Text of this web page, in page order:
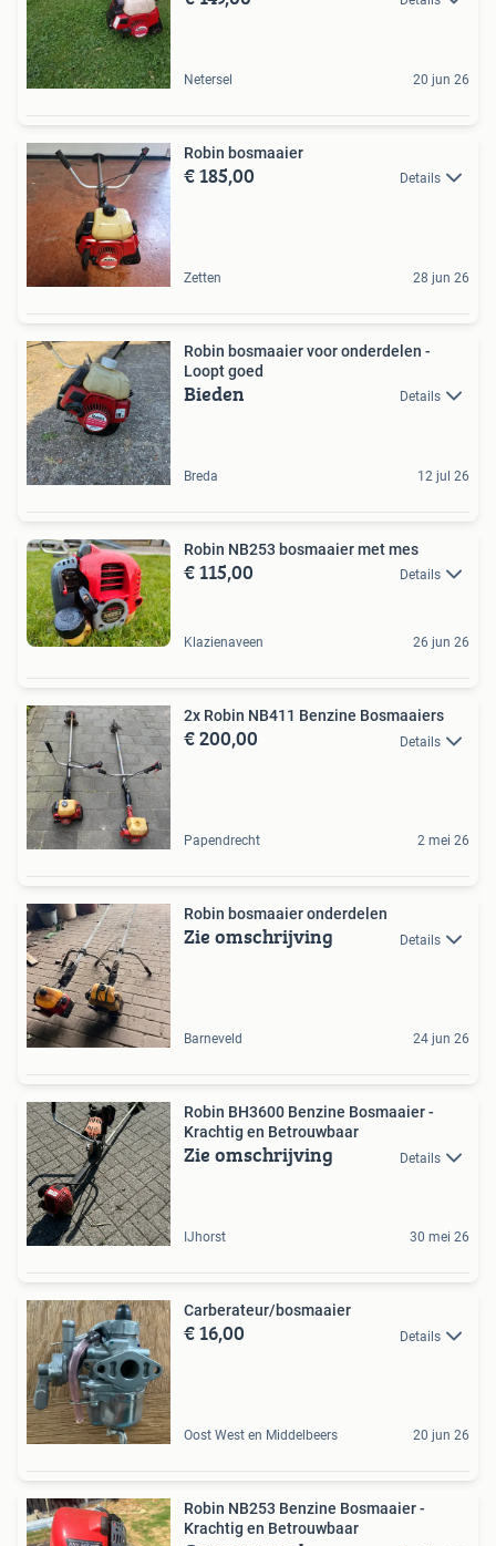
Netersel 20 jun 26
Robin bosmaaier
€ 185,00 Details
Zetten 28 jun 26
Robin bosmaaier voor onderdelen -
Loopt goed
Bieden Details
Breda 12 jul 26
Robin NB253 bosmaaier met mes
€ 115,00 Details
Klazienaveen 26 jun 26
2x Robin NB411 Benzine Bosmaaiers
€ 200,00 Details
Papendrecht 2 mei 26
Robin bosmaaier onderdelen
Zie omschrijving Details
Barneveld 24 jun 26
Robin BH3600 Benzine Bosmaaier -
Krachtig en Betrouwbaar
Zie omschrijving Details
IJhorst 30 mei 26
Carberateur/bosmaaier
€ 16,00 Details
Oost West en Middelbeers 20 jun 26
Robin NB253 Benzine Bosmaaier -
Krachtig en Betrouwbaar